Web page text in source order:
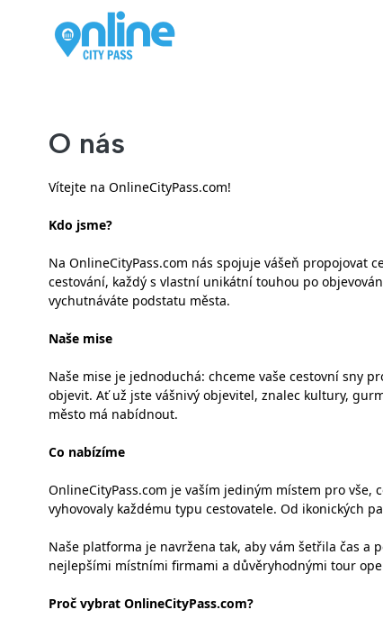
O nás
Vítejte na OnlineCityPass.com!
Kdo jsme?
Na OnlineCityPass.com nás spojuje vášeň propojovat
cestování, každý s vlastní unikátní touhou po
vychutnáváte podstatu města.
Naše mise
Naše mise je jednoduchá: chceme vaše cestovní sny
objevit. Ať už jste vášnivý objevitel, znalec kultury,
město má nabídnout.
Co nabízíme
OnlineCityPass.com je vaším jediným místem pro
vyhovovaly každému typu cestovatele. Od ikonických
Naše platforma je navržena tak, aby vám šetřila čas
nejlepšími místními firmami a důvěryhodnými tour
Proč vybrat OnlineCityPass.com?